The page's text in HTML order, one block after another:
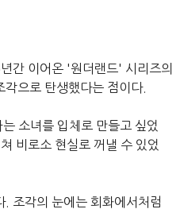
간 이어온 '원더랜드' 시리즈의
으로 탄생했다는 점이다.
소녀를 입체로 만들고 싶었
비로소 현실로 꺼낼 수 있었
조각의 눈에는 회화에서처럼